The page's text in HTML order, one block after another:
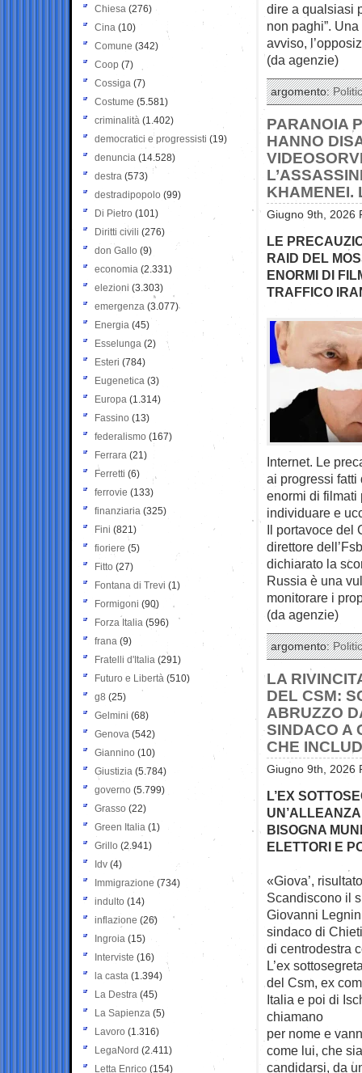
dire a qualsiasi
non paghi”.
avviso,
(da agenzie)
argomento:
PARANOIA
HANNO
KHAMENEI.
Giugno 9th, 2026
LE
RAID DEL
ENORMI DI
TRAFFICO
Internet. Le
ai progressi fatti
enormi di filmati
individuare e
Il portavoce del
direttore
dichiarato la
Russia è una
monitorare i
(da agenzie)
argomento:
LA
DEL CSM:
ABRUZZO
SINDACO A
CHE
Giugno 9th, 2026
L’EX
BISOGNA
ELETTORI E
«Giova’,
Scandiscono il
Giovanni
sindaco di
di centrodestra
L’ex
del Csm, ex
Italia e poi di
chiamano
per nome e
come lui, che
candidarsi, da
Chiesa (276)
Cina (10)
Comune (342)
Coop (7)
Cossiga (7)
Costume (5.581)
criminalità (1.402)
democratici e progressisti (19)
denuncia (14.528)
destra (573)
destradipopolo (99)
Di Pietro (101)
Diritti civili (276)
don Gallo (9)
economia (2.331)
elezioni (3.303)
emergenza (3.077)
Energia (45)
Esselunga (2)
Esteri (784)
Eugenetica (3)
Europa (1.314)
Fassino (13)
federalismo (167)
Ferrara (21)
Ferretti (6)
ferrovie (133)
finanziaria (325)
Fini (821)
fioriere (5)
Fitto (27)
Fontana di Trevi (1)
Formigoni (90)
Forza Italia (596)
frana (9)
Fratelli d'Italia (291)
Futuro e Libertà (510)
g8 (25)
Gelmini (68)
Genova (542)
Giannino (10)
Giustizia (5.784)
governo (5.799)
Grasso (22)
Green Italia (1)
Grillo (2.941)
Idv (4)
Immigrazione (734)
indulto (14)
inflazione (26)
Ingroia (15)
Interviste (16)
la casta (1.394)
La Destra (45)
La Sapienza (5)
Lavoro (1.316)
LegaNord (2.411)
Letta Enrico (154)